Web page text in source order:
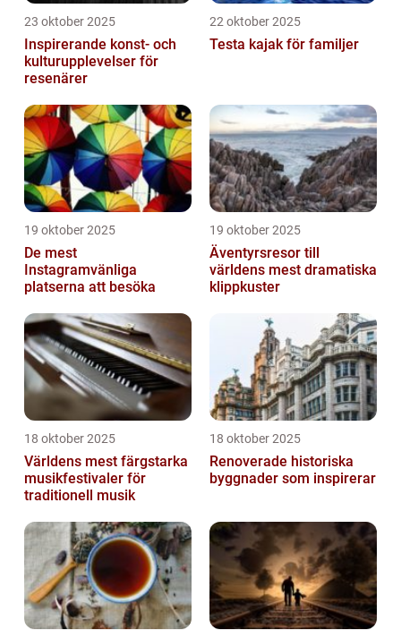
23 oktober 2025
Inspirerande konst- och
kulturupplevelser för
resenärer
22 oktober 2025
Testa kajak för familjer
19 oktober 2025
De mest
Instagramvänliga
platserna att besöka
19 oktober 2025
Äventyrsresor till
världens mest dramatiska
klippkuster
18 oktober 2025
Världens mest färgstarka
musikfestivaler för
traditionell musik
18 oktober 2025
Renoverade historiska
byggnader som inspirerar